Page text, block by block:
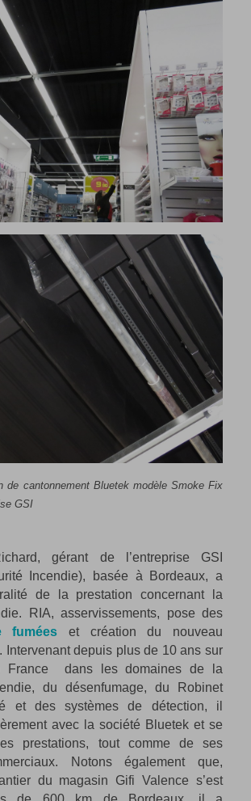
de cantonnement Bluetek modèle Smoke Fix
GSI
gérant de l’entreprise GSI
Incendie), basée à Bordeaux, a
de la prestation concernant la
RIA, asservissements, pose des
fumées et création du nouveau
Intervenant depuis plus de 10 ans sur
France dans les domaines de la
du désenfumage, du Robinet
et des systèmes de détection, il
avec la société Bluetek et se
prestations, tout comme de ses
Notons également que,
du magasin Gifi Valence s’est